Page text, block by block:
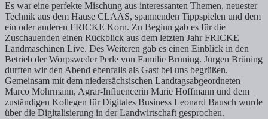
Es war eine perfekte Mischung aus interessanten Themen, neuester
Technik aus dem Hause CLAAS, spannenden Tippspielen und dem
ein oder anderen FRICKE Korn. Zu Beginn gab es für die
Zuschauenden einen Rückblick aus dem letzten Jahr FRICKE
Landmaschinen Live. Des Weiteren gab es einen Einblick in den
Betrieb der Worpsweder Perle von Familie Brüning. Jürgen Brüning
durften wir den Abend ebenfalls als Gast bei uns begrüßen.
Gemeinsam mit dem niedersächsischen Landtagsabgeordneten
Marco Mohrmann, Agrar-Influencerin Marie Hoffmann und dem
zuständigen Kollegen für Digitales Business Leonard Bausch wurde
über die Digitalisierung in der Landwirtschaft gesprochen.